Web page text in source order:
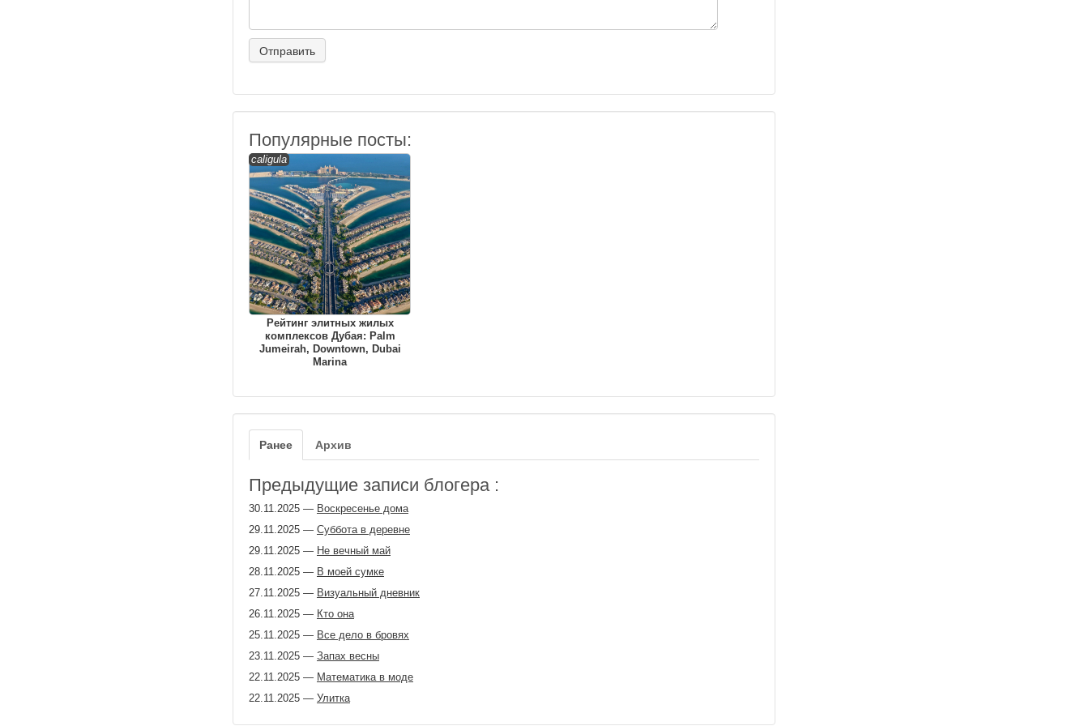
Популярные посты:
caligula
Рейтинг элитных жилых
комплексов Дубая: Palm
Jumeirah, Downtown, Dubai
Marina
Ранее Архив
Предыдущие записи блогера :
30.11.2025 — Воскресенье дома
29.11.2025 — Суббота в деревне
29.11.2025 — Не вечный май
28.11.2025 — В моей сумке
27.11.2025 — Визуальный дневник
26.11.2025 — Кто она
25.11.2025 — Все дело в бровях
23.11.2025 — Запах весны
22.11.2025 — Математика в моде
22.11.2025 — Улитка